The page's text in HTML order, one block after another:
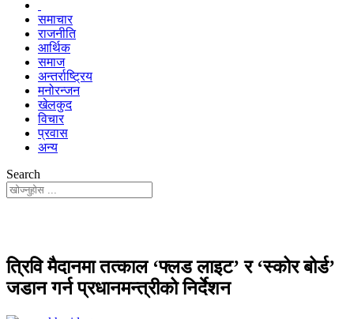
समाचार
राजनीति
आर्थिक
समाज
अन्तर्राष्ट्रिय
मनोरन्जन
खेलकुद
विचार
प्रवास
अन्य
Search
त्रिवि मैदानमा तत्काल ‘फ्लड लाइट’ र ‘स्कोर बोर्ड’
जडान गर्न प्रधानमन्त्रीको निर्देशन